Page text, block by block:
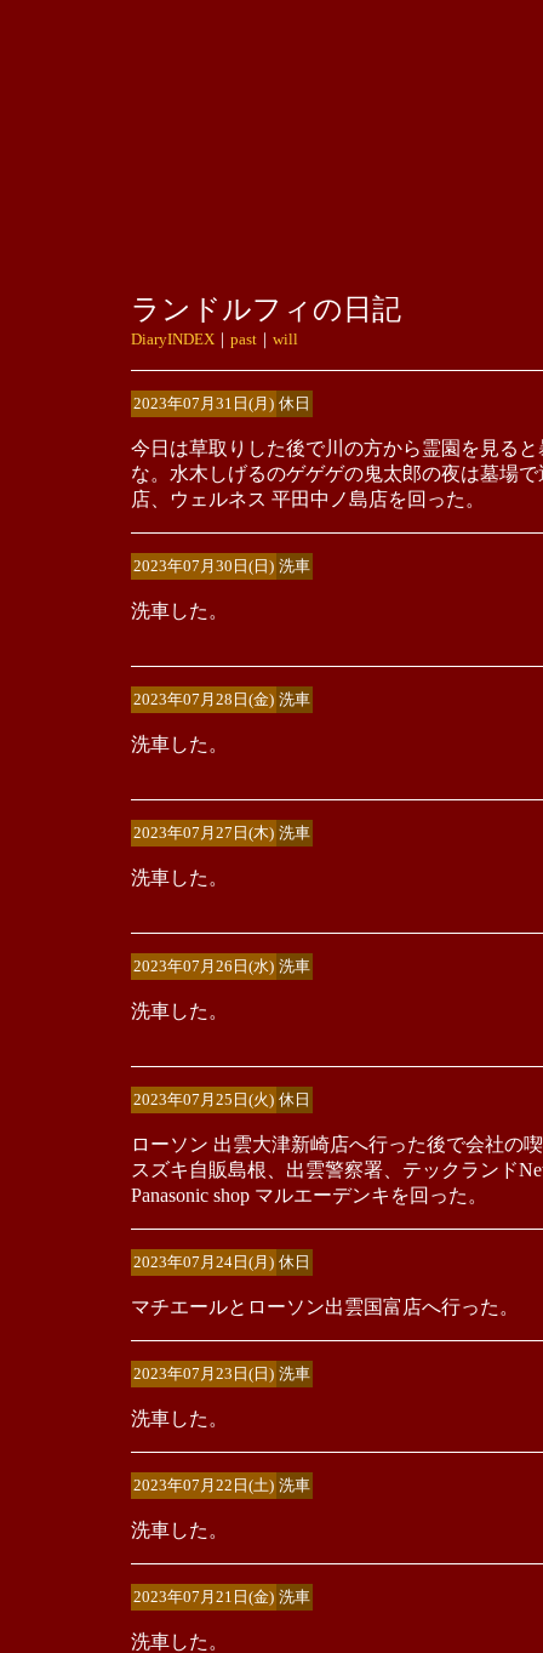
ランドルフィの日記
DiaryINDEX｜ past｜ will
2023年07月31日(月) 休日
今日は草取りした後で川の方から霊園を見る
な。水木しげるのゲゲゲの鬼太郎の夜は墓場
店、ウェルネス 平田中ノ島店を回った。
2023年07月30日(日) 洗車
洗車した。
2023年07月28日(金) 洗車
洗車した。
2023年07月27日(木) 洗車
洗車した。
2023年07月26日(水) 洗車
洗車した。
2023年07月25日(火) 休日
ローソン 出雲大津新崎店へ行った後で会社の
スズキ自販島根、出雲警察署、テックランド
Panasonic shop マルエーデンキを回った。
2023年07月24日(月) 休日
マチエールとローソン出雲国富店へ行った。
2023年07月23日(日) 洗車
洗車した。
2023年07月22日(土) 洗車
洗車した。
2023年07月21日(金) 洗車
洗車した。